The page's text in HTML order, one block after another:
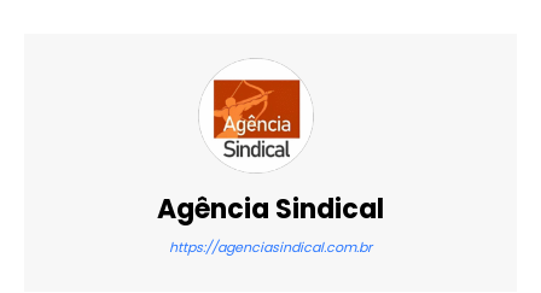
Agência Sindical
https://agenciasindical.com.br